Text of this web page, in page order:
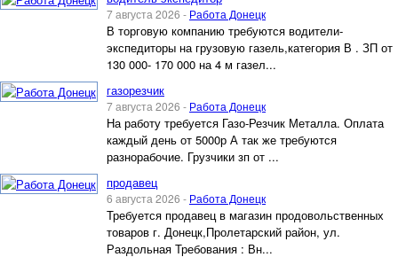
7 августа 2026 - Работа Донецк
В торговую компанию требуются водители-
экспедиторы на грузовую газель,категория В . ЗП от
130 000- 170 000 на 4 м газел...
газорезчик
7 августа 2026 - Работа Донецк
На работу требуется Газо-Резчик Металла. Оплата
каждый день от 5000р А так же требуются
разнорабочие. Грузчики зп от ...
продавец
6 августа 2026 - Работа Донецк
Требуется продавец в магазин продовольственных
товаров г. Донецк,Пролетарский район, ул.
Раздольная Требования : Вн...